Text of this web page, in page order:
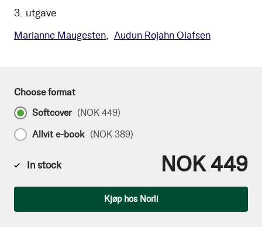
3. utgave
Marianne Maugesten Audun Rojahn Olafsen
Choose format
Softcover (NOK 449)
Allvit e-book (NOK 389)
In stock NOK 449
Kjøp hos Norli